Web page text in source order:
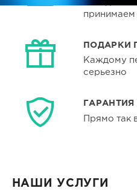
принимаем
ПОДАРКИ
Каждому
серьезно
Прямо так
НАШИ УСЛУГИ